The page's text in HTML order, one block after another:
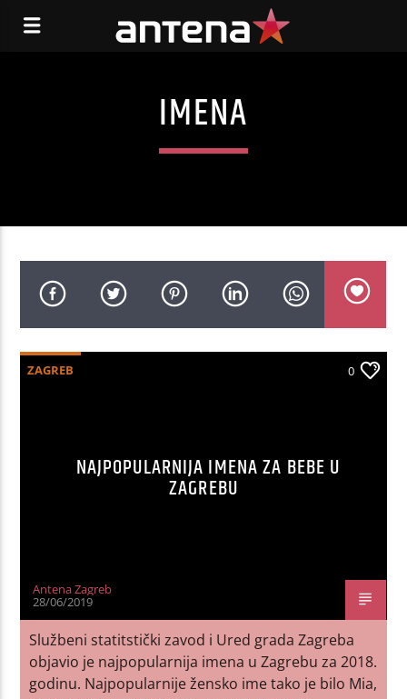
IMENA
ZAGREB 0
NAJPOPULARNIJA IMENA ZA BEBE U
ZAGREBU
Antena Zagreb
28/06/2019
Službeni statitstički zavod i Ured grada Zagreba
objavio je najpopularnija imena u Zagrebu za 2018.
godinu. Najpopularnije žensko ime tako je bilo Mia,